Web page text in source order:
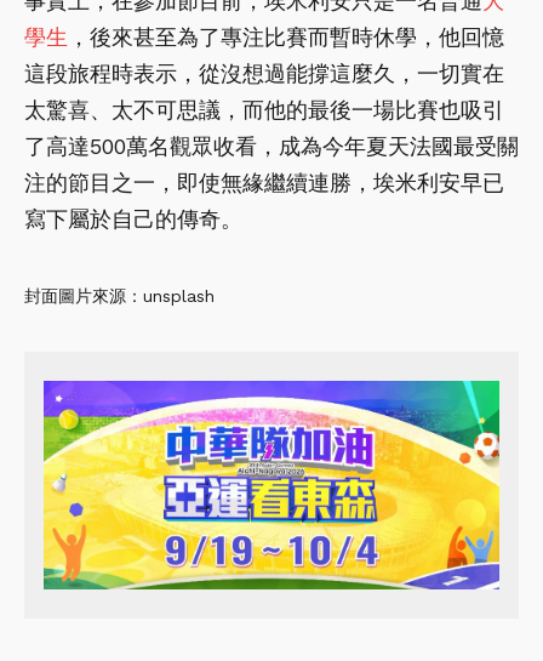
學生 ，後來甚至為了專注比賽而暫時休學，他回憶
這段旅程時表示，從沒想過能撐這麼久，一切實在
太驚喜、太不可思議，而他的最後一場比賽也吸引
了高達500萬名觀眾收看，成為今年夏天法國最受關
注的節目之一，即使無緣繼續連勝，埃米利安早已
寫下屬於自己的傳奇。
封面圖片來源：unsplash